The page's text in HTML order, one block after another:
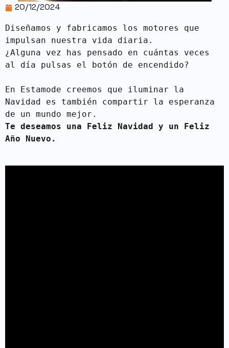
20/12/2024
Diseñamos y fabricamos los motores que
impulsan nuestra vida diaria.
¿Alguna vez has pensado en cuántas veces
al día pulsas el botón de encendido?
En Estamode creemos que iluminar la
Navidad es también compartir la esperanza
Te deseamos una Feliz Navidad y un Feliz
Año Nuevo.